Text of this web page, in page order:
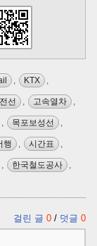
, KTX ,
선 , 고속열차 ,
, 목포보성선 ,
행 , 시간표 ,
, 한국철도공사 ,
걸린 글 0 / 덧글 0